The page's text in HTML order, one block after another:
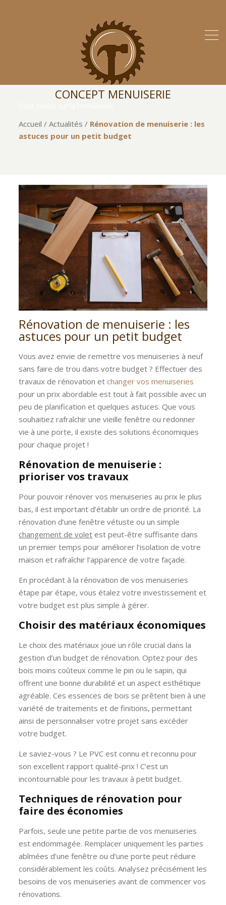
CONCEPT MENUISERIE
Accueil /Actualités / Rénovation de menuiserie : les
astuces pour un petit budget
Rénovation de menuiserie : les
astuces pour un petit budget
Vous avez envie de remettre vos menuiseries à neuf
sans faire de trou dans votre budget ? Effectuer des
travaux de rénovation etchanger vos menuiseries
pour un prix abordable est tout à fait possible avec un
peu de planification et quelques astuces. Que vous
souhaitiez rafraîchir une vieille fenêtre ou redonner
vie à une porte, il existe des solutions économiques
pour chaque projet !
Rénovation de menuiserie :
prioriser vos travaux
Pour pouvoir rénover vos menuiseries au prix le plus
bas, il est important d’établir un ordre de priorité. La
rénovation d’une fenêtre vétuste ou un simple
changement de volet est peut-être suffisante dans
un premier temps pour améliorer l’isolation de votre
maison et rafraîchir l’apparence de votre façade.
En procédant à la rénovation de vos menuiseries
étape par étape, vous étalez votre investissement et
votre budget est plus simple à gérer.
Choisir des matériaux économiques
Le choix des matériaux joue un rôle crucial dans la
gestion d’un budget de rénovation. Optez pour des
bois moins coûteux comme le pin ou le sapin, qui
offrent une bonne durabilité et un aspect esthétique
agréable. Ces essences de bois se prêtent bien à une
variété de traitements et de finitions, permettant
ainsi de personnaliser votre projet sans excéder
votre budget.
Le saviez-vous ? Le PVC est connu et reconnu pour
son excellent rapport qualité-prix ! C’est un
incontournable pour les travaux à petit budget.
Techniques de rénovation pour
faire des économies
Parfois, seule une petite partie de vos menuiseries
est endommagée. Remplacer uniquement les parties
abîmées d’une fenêtre ou d’une porte peut réduire
considérablement les coûts. Analysez précisément les
besoins de vos menuiseries avant de commencer vos
rénovations.